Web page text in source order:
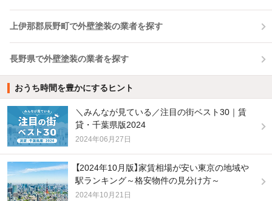
上伊那郡辰野町で外壁塗装の業者を探す
長野県で外壁塗装の業者を探す
おうち時間を豊かにするヒント
＼みんなが見ている／注目の街ベスト30｜賃
貸・千葉県版2024
2024年06月27日
【2024年10月版】家賃相場が安い東京の地域や
駅ランキング～格安物件の見分け方～
2024年10月21日